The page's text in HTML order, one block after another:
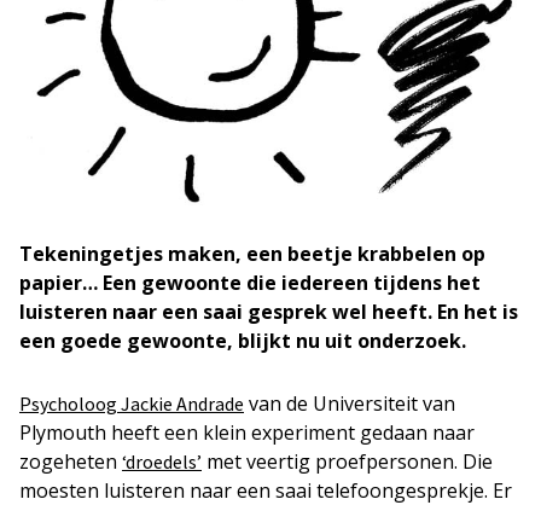
Tekeningetjes maken, een beetje krabbelen op
papier… Een gewoonte die iedereen tijdens het
luisteren naar een saai gesprek wel heeft. En het is
een goede gewoonte, blijkt nu uit onderzoek.
Psycholoog Jackie Andrade van de Universiteit van
Plymouth heeft een klein experiment gedaan naar
zogeheten ‘droedels’ met veertig proefpersonen. Die
moesten luisteren naar een saai telefoongesprekje. Er